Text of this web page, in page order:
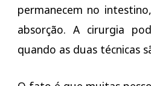
permanecem no
absorção. A cirurgia
quando as duas técnicas